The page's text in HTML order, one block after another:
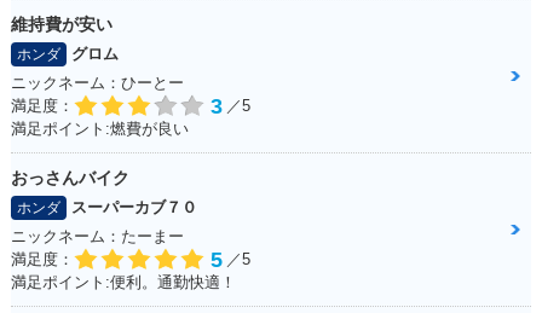
維持費が安い
ホンダ
グロム
ニックネーム：ひーとー
満足度：
3 ／5
満足ポイント:燃費が良い
おっさんバイク
ホンダ
スーパーカブ７０
ニックネーム：たーまー
満足度：
5 ／5
満足ポイント:便利。通勤快適！